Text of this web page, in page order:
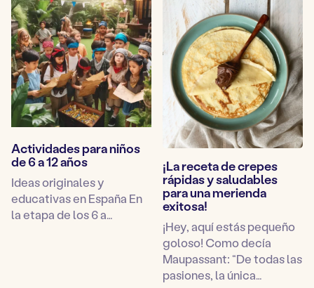
Actividades para niños
de 6 a 12 años
Ideas originales y
educativas en España En
la etapa de los 6 a…
¡La receta de crepes
rápidas y saludables
para una merienda
exitosa!
¡Hey, aquí estás pequeño
goloso! Como decía
Maupassant: “De todas las
pasiones, la única…